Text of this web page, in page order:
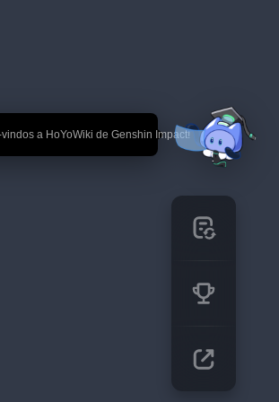
vindos a HoYoWiki de Genshin Impact!